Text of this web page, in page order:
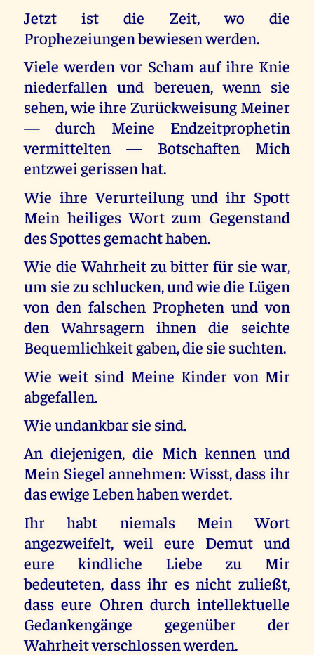
Jetzt ist die Zeit, wo die
Prophezeiungen bewiesen werden.
Viele werden vor Scham auf ihre Knie
niederfallen und bereuen, wenn sie
sehen, wie ihre Zurückweisung Meiner
— durch Meine Endzeitprophetin
vermittelten — Botschaften Mich
entzwei gerissen hat.
Wie ihre Verurteilung und ihr Spott
Mein heiliges Wort zum Gegenstand
des Spottes gemacht haben.
Wie die Wahrheit zu bitter für sie war,
um sie zu schlucken, und wie die Lügen
von den falschen Propheten und von
den Wahrsagern ihnen die seichte
Bequemlichkeit gaben, die sie suchten.
Wie weit sind Meine Kinder von Mir
abgefallen.
Wie undankbar sie sind.
An diejenigen, die Mich kennen und
Mein Siegel annehmen: Wisst, dass ihr
das ewige Leben haben werdet.
Ihr habt niemals Mein Wort
angezweifelt, weil eure Demut und
eure kindliche Liebe zu Mir
bedeuteten, dass ihr es nicht zuließt,
dass eure Ohren durch intellektuelle
Gedankengänge gegenüber der
Wahrheit verschlossen werden.